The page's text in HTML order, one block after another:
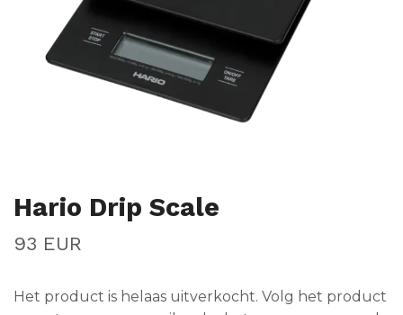
Hario Drip Scale
93 EUR
Het product is helaas uitverkocht. Volg het product